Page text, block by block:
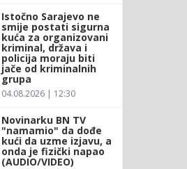
Istočno Sarajevo ne
smije postati sigurna
kuća za organizovani
kriminal, država i
policija moraju biti
jače od kriminalnih
grupa
04.08.2026 | 12:30
Novinarku BN TV
"namamio" da dođe
kući da uzme izjavu, a
onda je fizički napao
(AUDIO/VIDEO)